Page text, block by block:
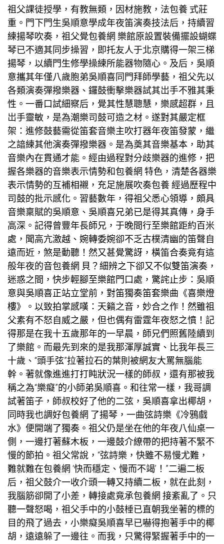
祖父課徒授學，有教無類，因材施教，法包養 式莊
重。門下門生吳順意學成年夜笛演奏技法后，持續習
練揚琴吹奏，祖父覺包養網 樂館原設置裝備擺設蝴蝶
琴已不適其同步操習，即托友人于北京購得一架三梯
揚琴，以續門生修學操練所能器物隨心。及后，吳順
意攜其年僅八歲胞弟吳順喜同門拜師學藝，祖父先以
各類演奏彈撥樂器、鑼鼓衝擊樂器試其岀手不雅其秉
性。一番口試細察后，覺其性慧聰慧，樂感超群，且
岀手靈敏，是為潮樂司鼓可造之材。遂對其嚴定框
架：進修鼓藝需從笛套音樂主吹打器年夜笛發蒙，繼
之諳練其他演奏彈撥樂器。是為奠其音樂基本，助其
音樂內在貫通才能。經由過程對分歧樂器的進修，把
握各樂器的音樂表示情勢和包養網 特色，清楚各器樂
表示情勢的互補相襯，充足施展吹奏包養經過歷程中
司鼓的批示感化。習藝數年，得祖父悉心領導，頗具
音樂稟賦的吳順意、吳順喜兄弟已是得其真傳，身手
高深。記得曾豐年長師兄，于晚間行至樂館距約百米
處，聞高亢激越、婉轉委婉卻不乏古樸清幽的笛聲自
遠而近，煞是動聽！然又甚覺驚訝，橫笛合奏竟有這
般年夜的音包養網 貝？細辨之下卻又不似雙笛演奏，
迷惑之間，快步輕腳至樂館門口處，驚詫止步：吳順
意與吳順喜正站立堂前，對笛獨奏笛套樂曲《喜樂燈
樓》。以致拍掌感嘆：天籟之音，妙合之作！然雖祖
父素有不怒自威之嚴，但也偶有雷霆年夜怒之憤！記
得那是在我十五歲那年的一早晨，師兄們照舊陸續到
了樂館。而最先到來的是我那渾厚誠實、比我年長三
十歲、“頭手弦”拉著拉石的葉則被網友大罵無腦能
幹。著就像進進打打盹狀況一樣的師叔，還有那被我
稱之為“樂癡”的小師弟吳順喜。和往常一樣，我哥調
試著笛子，師叔校好了他的二弦，吳順喜拿出椰胡，
同時我也調好包養網 了揚琴，一曲弦詩樂《冷鴉戲
水》便開端了獨奏。祖父仍是坐在他的年夜八仙桌一
側，一邊打著蘇木板，一邊鼓介繚帶的把持著不緊不
慢的節拍。祖父常說，“弦詩樂，快雖不易慢尤難，
難就難在包養網 ‘快而穩定、慢而不竭’！”二遍二板
后，祖父鼓介一收介頭一轉又持續二板，就在此刻，
我腦筋卻開了小差，轉接處竟承包養網 接紊亂了。只
聽一聲怒喝，祖父手中的小鼓棰已直朝我坐著的標的
目的飛了過去，小樂癡吳順喜早已嚇得抱著手中的椰
胡，遠遠躲了一邊往。而我，只驚得緊握著手中的一